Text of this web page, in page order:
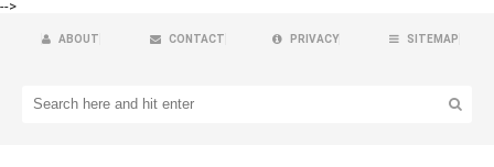
-->
ABOUT CONTACT PRIVACY SITEMAP